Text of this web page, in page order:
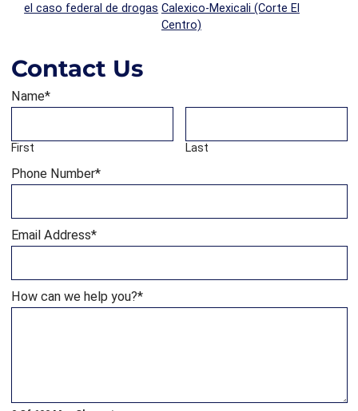
el caso federal de drogas Calexico-Mexicali (Corte El
Centro)
Contact Us
Name*
First Last
Phone Number*
Email Address*
How can we help you?*